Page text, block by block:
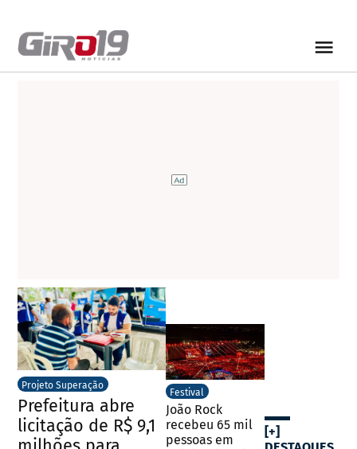
Projeto Superação
Prefeitura abre
licitação de R$ 9,1
Festival
João Rock
recebeu 65 mil
pessoas em
[+]